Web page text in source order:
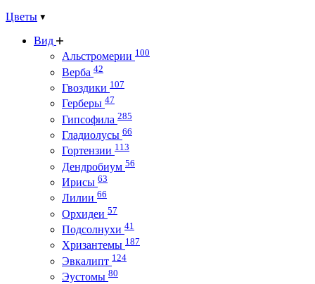
Цветы
Вид
Альстромерии 100
Верба 42
Гвоздики 107
Герберы 47
Гипсофила 285
Гладиолусы 66
Гортензии 113
Дендробиум 56
Ирисы 63
Лилии 66
Орхидеи 57
Подсолнухи 41
Хризантемы 187
Эвкалипт 124
Эустомы 80